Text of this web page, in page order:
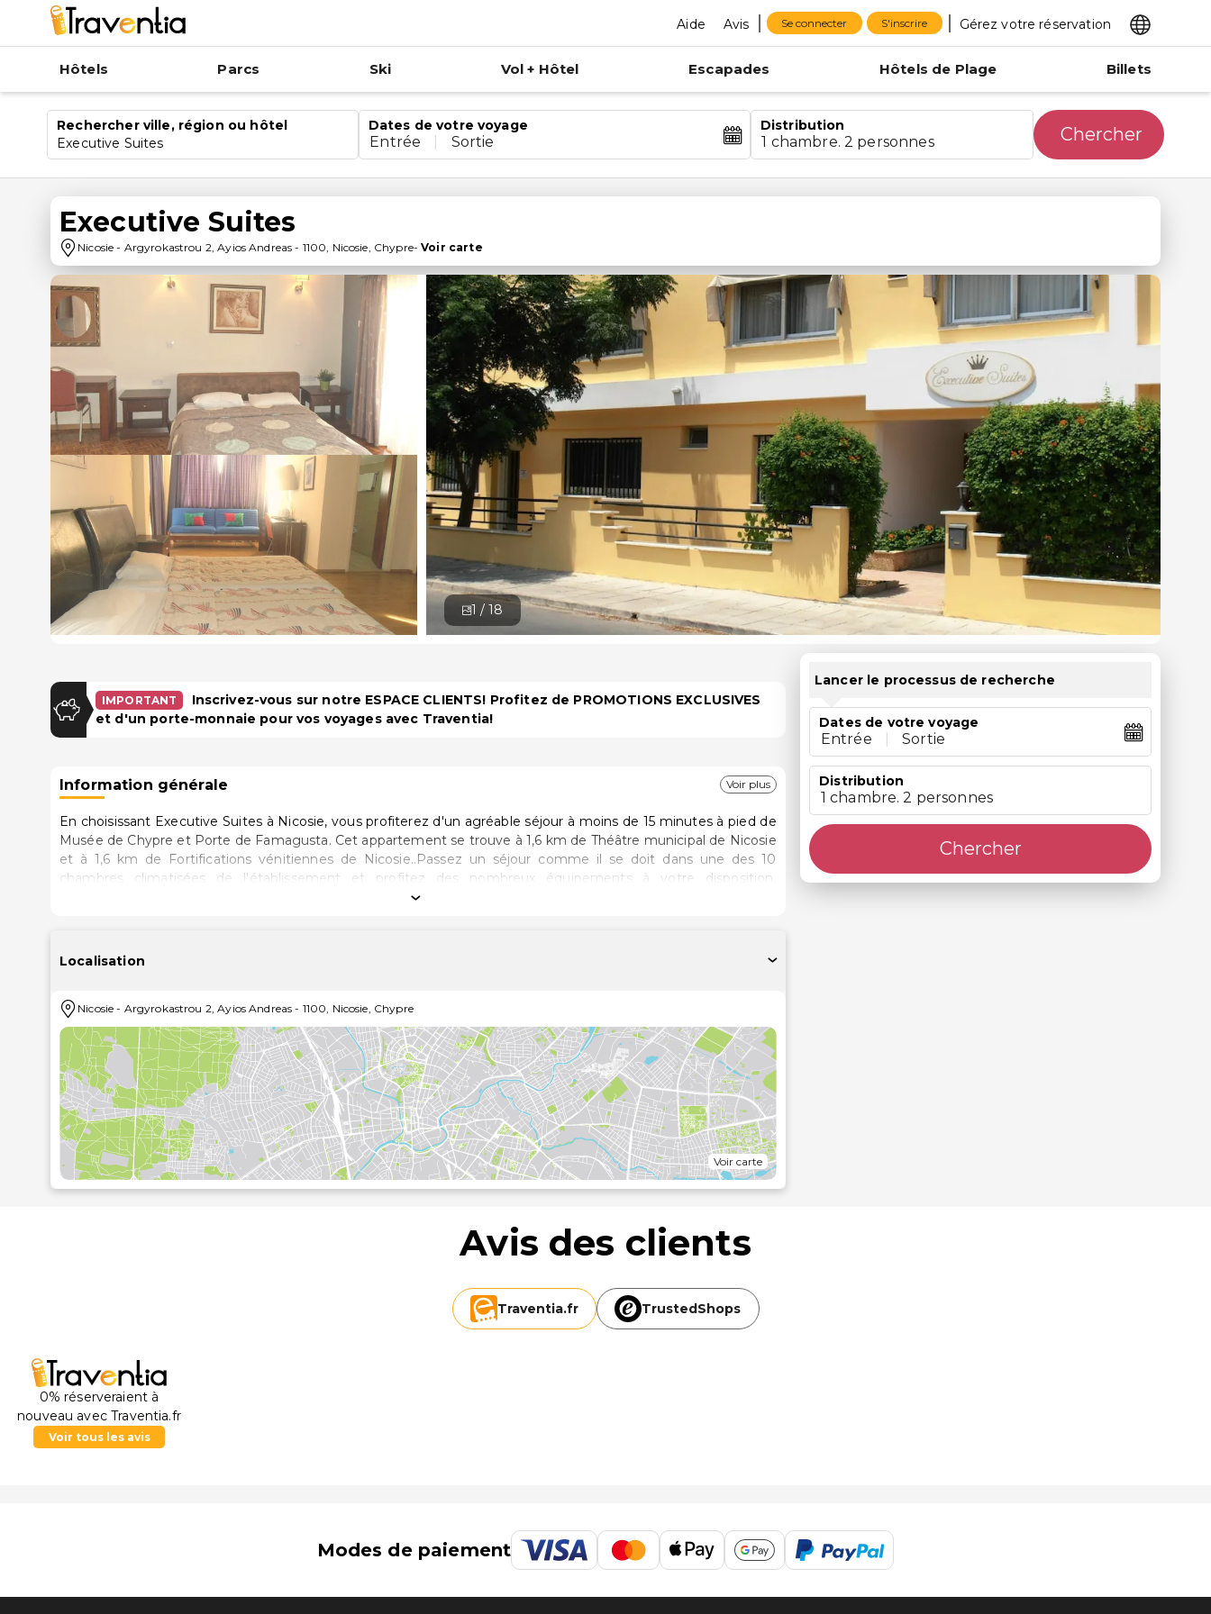
Aide Avis Se connecter S'inscrire Gérez votre réservation
Hôtels Parcs Ski Vol + Hôtel Escapades Hôtels de Plage Billets
Rechercher ville, région ou hôtel
Executive Suites
Dates de votre voyage
Entrée Sortie
Distribution
1 chambre. 2 personnes Chercher
Executive Suites
Nicosie - Argyrokastrou 2, Ayios Andreas - 1100, Nicosie, Chypre-Voir carte
1 /18
IMPORTANT
Inscrivez-vous sur notre ESPACE CLIENTS! Profitez de PROMOTIONS EXCLUSIVES
et d'un porte-monnaie pour vos voyages avec Traventia!
Information générale Voir plus
En choisissant Executive Suites à Nicosie, vous profiterez d'un agréable séjour à moins de 15 minutes à pied de
Musée de Chypre et Porte de Famagusta. Cet appartement se trouve à 1,6 km de Théâtre municipal de Nicosie
et à 1,6 km de Fortifications vénitiennes de Nicosie..Passez un séjour comme il se doit dans une des 10
chambres climatisées de l'établissement et profitez des nombreux équipements à votre disposition,
notamment une kitchenette avec un réfrigérateur et une cuisinière. Une télévision à écran plat avec chaînes
une cafetière ou une bouilloire. Le service d'entretien est assuré certains jours seulement..Profitez de la vue qui
vous est proposé en échange d'un supplément..Les équipements et services proposés incluent un service de
nettoyage à sec / blanchisserie, une réception ouverte 24 heures sur 24 et une consigne à bagages. Un parking
gratuit est disponible dans l'enceinte de l'établissement..Les distances sont affichées au dixième de kilomètre
près
Musée de Chypre - 1,5 km
Théâtre municipal de Nicosie - 1,5 km
Fortifications vénitiennes de Nicosie - 1,7 km
Cathédrale Saint-Paul - 1,7 km
Place Solomou - 1,8 km
Université européenne de Chypre - 2 km
Centre municipal des Arts de Nicosie - 2,6 km
Aéroport principal le plus pratique pour rejoindre Executive Suites : Larnaca (LCA-Aéroport international de
Larnaca) - 53,7 km
Localisation
Nicosie - Argyrokastrou 2, Ayios Andreas - 1100, Nicosie, Chypre
Voir carte
Lancer le processus de recherche
Dates de votre voyage
Entrée Sortie
Distribution
1 chambre. 2 personnes
Chercher
Avis des clients
Traventia.fr TrustedShops
0% réserveraient à
nouveau avec Traventia.fr
Voir tous les avis
Modes de paiement